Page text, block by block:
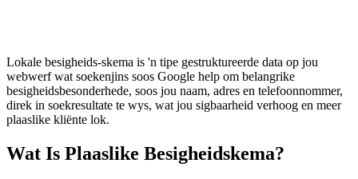
Lokale besigheids-skema is 'n tipe gestruktureerde data op jou
webwerf wat soekenjins soos Google help om belangrike
besigheidsbesonderhede, soos jou naam, adres en telefoonnommer,
direk in soekresultate te wys, wat jou sigbaarheid verhoog en meer
plaaslike kliënte lok.
Wat Is Plaaslike Besigheidskema?